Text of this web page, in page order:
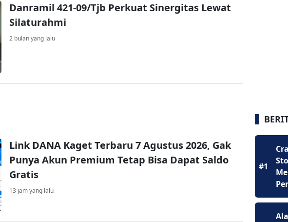
Danramil 421-09/Tjb Perkuat Sinergitas Lewat
Silaturahmi
2 bulan yang lalu
Link DANA Kaget Terbaru 7 Agustus 2026, Gak
Punya Akun Premium Tetap Bisa Dapat Saldo
Gratis
13 jam yang lalu
#1